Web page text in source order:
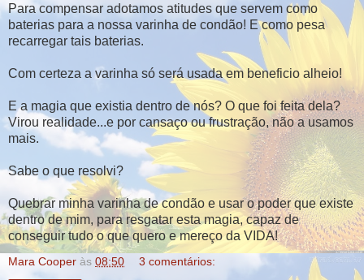
Para compensar adotamos atitudes que servem como
baterias para a nossa varinha de condão! E como pesa
recarregar tais baterias.
Com certeza a varinha só será usada em beneficio alheio!
E a magia que existia dentro de nós? O que foi feita dela?
Virou realidade...e por cansaço ou frustração, não a usamos
mais.
Sabe o que resolvi?
Quebrar minha varinha de condão e usar o poder que existe
dentro de mim, para resgatar esta magia, capaz de
conseguir tudo o que quero e mereço da VIDA!
Mara Cooper às 08:50 3 comentários: